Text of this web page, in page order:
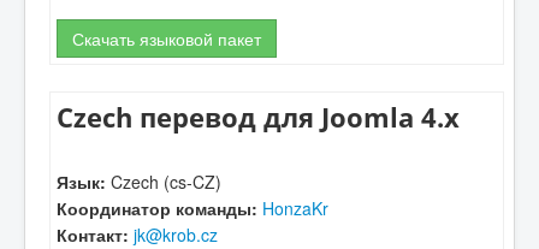
Скачать языковой пакет
Czech перевод для Joomla 4.x
Язык: Czech (cs-CZ)
Координатор команды: HonzaKr
Контакт: jk@krob.cz